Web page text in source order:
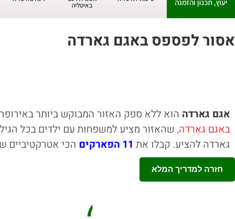
יעוץ, תכנון והזמנה באיטליה
אסור לפספס באגם גארדה
אגם גארדה הוא ללא ספק האזור המבוקש ביותר
באגם גארדה, שהאזור מציע למשפחות עם ילדים בכל
גארדה להציע. קבלו את 11 הפארקים הכי
חזרה למדריך המלא